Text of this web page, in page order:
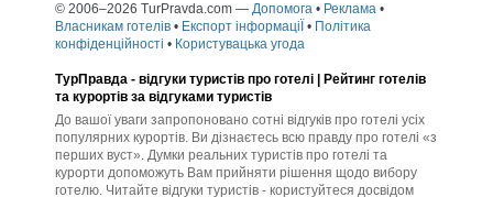
© 2006–2026 TurPravda.com — Допомога • Реклама •
Власникам готелів • Експорт інформаціЇ • Політика
конфіденційності • Користувацька угода
ТурПравда - відгуки туристів про готелі | Рейтинг готелів
та курортів за відгуками туристів
До вашої уваги запропоновано сотні відгуків про готелі усіх
популярних курортів. Ви дізнаєтесь всю правду про готелі «з
перших вуст». Думки реальних туристів про готелі та
курорти допоможуть Вам прийняти рішення щодо вибору
готелю. Читайте відгуки туристів - користуйтеся досвідом